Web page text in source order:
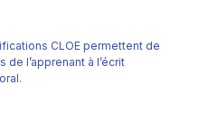
CLOE permettent de
l’apprenant à l’écrit